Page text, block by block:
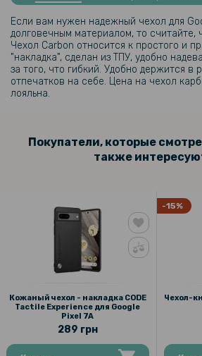
103 грн
129 грн
Защитное стекло на заднюю камеру
Если вам нужен надежный чехол для
долговечным материалом, то считайте,
Чехол Carbon относится к простого и
"накладка", сделан из ТПУ, удобно
за того, что гибкий. Удобно держится в
отпечатков на себе. Цена на чехол
лояльна.
Покупатели, которые
также
Кожаный чехол - накладка CODE
Tactile Experience для Google
Pixel 7A
289 грн
-15%
Чехол-